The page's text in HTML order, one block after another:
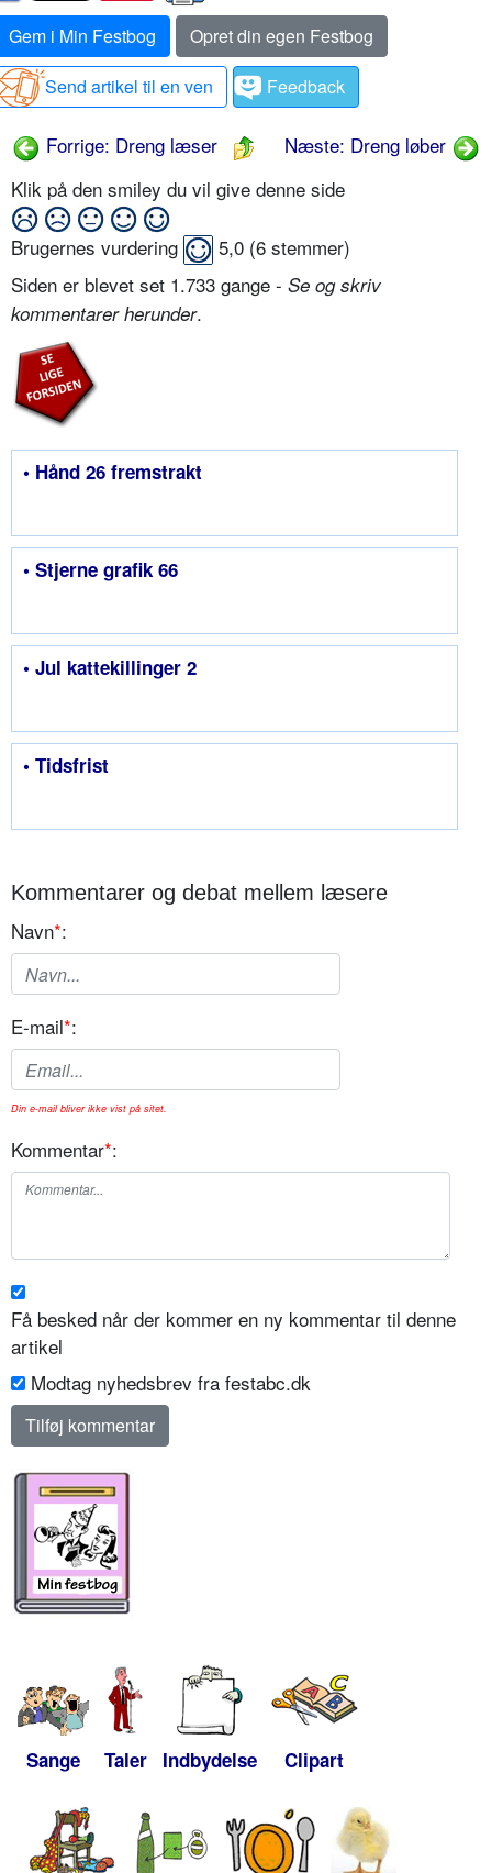
Gem i Min Festbog
Opret din egen Festbog
Send artikel til en ven
Feedback
Forrige: Dreng læser
Næste: Dreng løber
Klik på den smiley du vil give denne side
Brugernes vurdering 5,0 (6 stemmer)
Siden er blevet set 1.733 gange - Se og skriv
kommentarer herunder.
• Hånd 26 fremstrakt
• Stjerne grafik 66
• Jul kattekillinger 2
• Tidsfrist
Kommentarer og debat mellem læsere
Navn*:
E-mail*:
Din e-mail bliver ikke vist på sitet.
Kommentar*:
Få besked når der kommer en ny kommentar til denne
artikel
Modtag nyhedsbrev fra festabc.dk
Sange Taler Indbydelse Clipart